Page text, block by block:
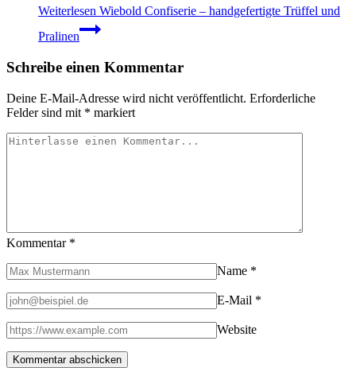
Weiterlesen Wiebold Confiserie – handgefertigte Trüffel und
Pralinen
Schreibe einen Kommentar
Deine E-Mail-Adresse wird nicht veröffentlicht. Erforderliche
Felder sind mit * markiert
Kommentar *
Name *
E-Mail *
Website